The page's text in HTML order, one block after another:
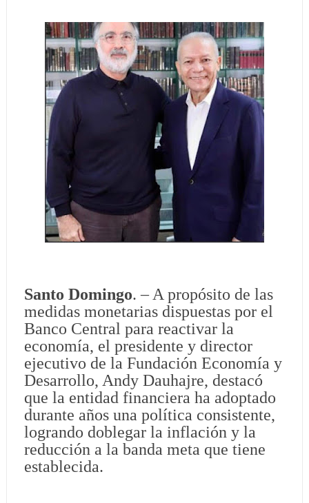
Santo Domingo. – A propósito de las
medidas monetarias dispuestas por el
Banco Central para reactivar la
economía, el presidente y director
ejecutivo de la Fundación Economía y
Desarrollo, Andy Dauhajre, destacó
que la entidad financiera ha adoptado
durante años una política consistente,
logrando doblegar la inflación y la
reducción a la banda meta que tiene
establecida.